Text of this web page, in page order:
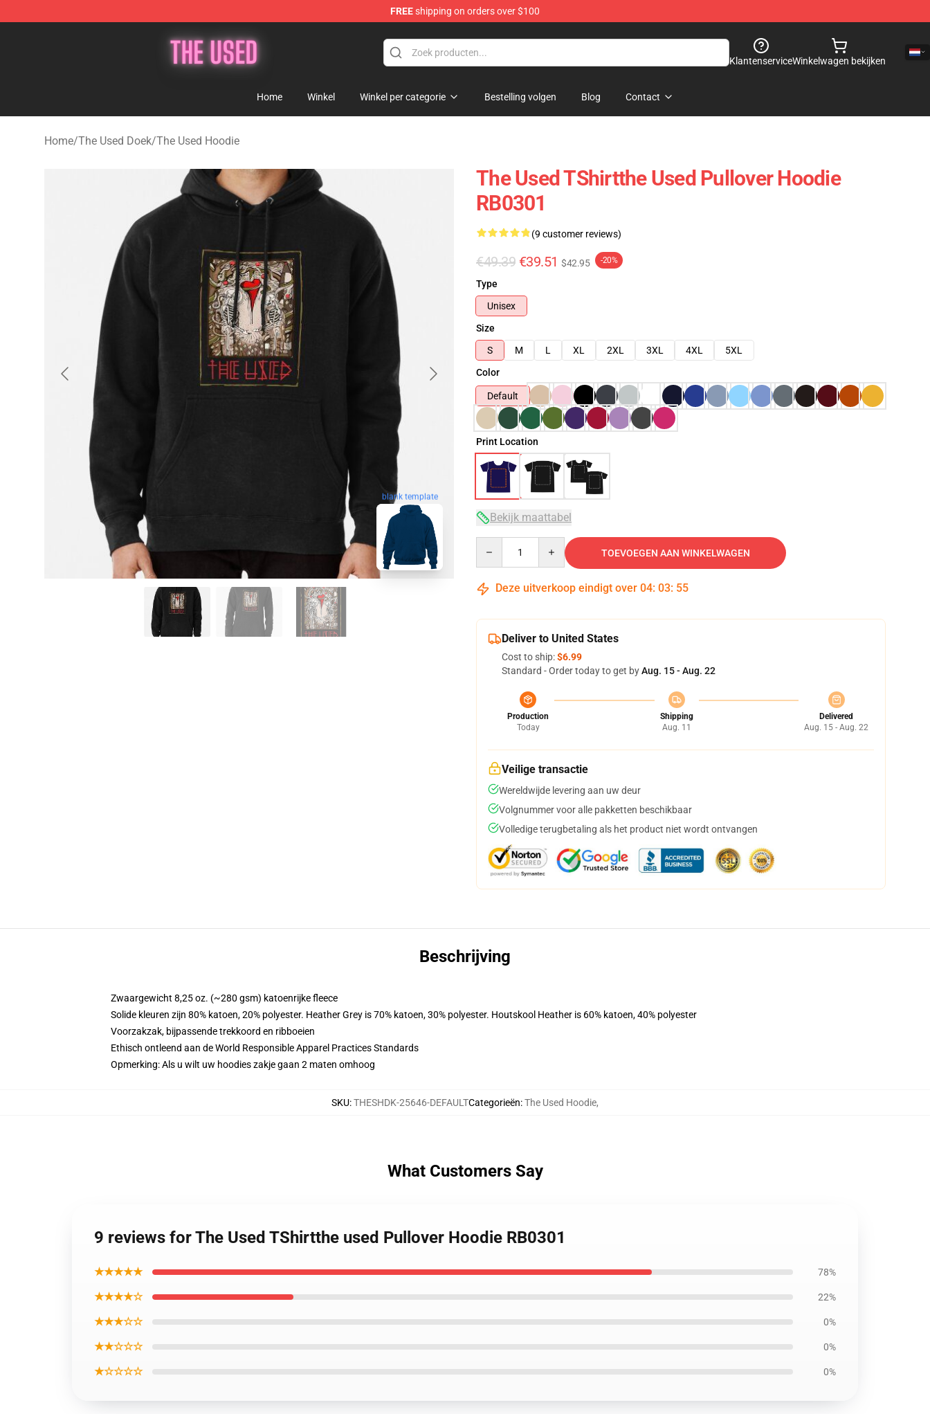
FREEshipping on orders over $100
KlantenserviceWinkelwagen bekijken
Home Winkel Winkel per categorie Bestelling volgen Blog Contact
Home/The Used Doek/The Used Hoodie
blank template
The Used TShirtthe Used Pullover Hoodie
RB0301
(9 customer reviews)
€49.39 €39.51 $42.95 -20%
Type
Unisex
Size
S
M L XL 2XL 3XL 4XL
5XL
Color
Default
Print Location
Bekijk maattabel
TOEVOEGEN AAN WINKELWAGEN
Deze uitverkoop eindigt over 04: 03: 54
Deliver to United States
Cost to ship:$6.99
Standard - Order today to get byAug. 15 - Aug. 22
Production
Today
Shipping
Aug. 11
Delivered
Aug. 15 - Aug. 22
Veilige transactie
Wereldwijde levering aan uw deur
Volgnummer voor alle pakketten beschikbaar
Volledige terugbetaling als het product niet wordt ontvangen
Beschrijving
Zwaargewicht 8,25 oz. (~280 gsm) katoenrijke fleece
Solide kleuren zijn 80% katoen, 20% polyester. Heather Grey is 70% katoen, 30% polyester. Houtskool Heather is 60% katoen, 40% polyester
Voorzakzak, bijpassende trekkoord en ribboeien
Ethisch ontleend aan de World Responsible Apparel Practices Standards
Opmerking: Als u wilt uw hoodies zakje gaan 2 maten omhoog
SKU:THESHDK-25646-DEFAULTCategorieën:The Used Hoodie,
What Customers Say
9 reviews for The Used TShirtthe used Pullover Hoodie RB0301
★★★★★ 78%
★★★★☆ 22%
★★★☆☆ 0%
★★☆☆☆ 0%
★☆☆☆☆ 0%